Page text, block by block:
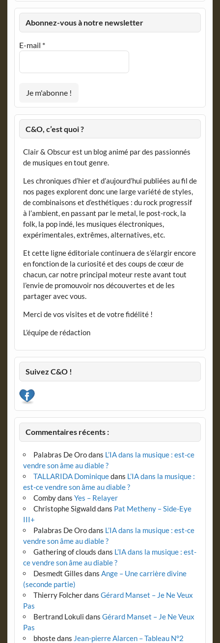
Abonnez-vous à notre newsletter
E-mail *
C&O, c’est quoi ?
Clair & Obscur est un blog animé par des passionnés
de musiques en tout genre.
Les chroniques d’hier et d’aujourd’hui publiées au fil de
nos pages explorent donc une large variété de styles,
de combinaisons et d’esthétiques : du rock progressif
à l’ambient, en passant par le metal, le post-rock, la
folk, la pop indé, les musiques électroniques,
expérimentales, extrêmes, alternatives, etc.
Et cette ligne éditoriale continuera de s’élargir encore
en fonction de la curiosité et des coups de cœur de
chacun, car notre principal moteur reste avant tout
l’envie de promouvoir nos découvertes et de les
partager avec vous.
Merci de vos visites et de votre fidélité !
L’équipe de rédaction
Suivez C&O !
Commentaires récents :
Palabras De Orodans L’IA dans la musique : est-ce
vendre son âme au diable ?
TALLARIDA Dominiquedans L’IA dans la musique :
est-ce vendre son âme au diable ?
Combydans Yes – Relayer
Christophe Sigwalddans Pat Metheny – Side-Eye
III+
Palabras De Orodans L’IA dans la musique : est-ce
vendre son âme au diable ?
Gathering of clouds dans L’IA dans la musique : est-
ce vendre son âme au diable ?
Desmedt Gilles dans Ange – Une carrière divine
(seconde partie)
Thierry Folcherdans Gérard Manset – Je Ne Veux
Pas
Bertrand Lokuli dans Gérard Manset – Je Ne Veux
Pas
bhostedans Jean-pierre Alarcen – Tableau N°2